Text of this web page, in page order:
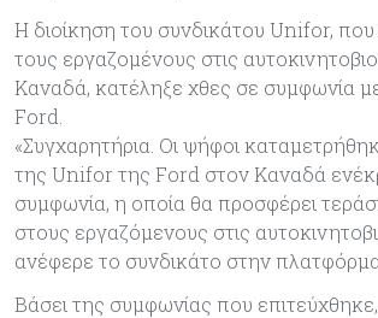
Η διοίκηση του συνδικάτου Unifor,
τους εργαζομένους στις
Καναδά, κατέληξε χθες σε συμφωνία με
Ford.
«Συγχαρητήρια. Οι ψήφοι
της Unifor της Ford στον Καναδά
συμφωνία, η οποία θα προσφέρει
στους εργαζόμενους στις
ανέφερε το συνδικάτο στην
Βάσει της συμφωνίας που επιτεύχθηκε,